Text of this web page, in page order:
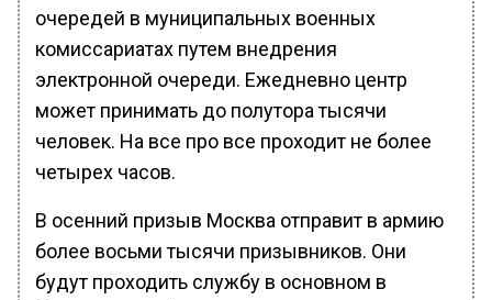
очередей в муниципальных военных
комиссариатах путем внедрения
электронной очереди. Ежедневно центр
может принимать до полутора тысячи
человек. На все про все проходит не более
четырех часов.
В осенний призыв Москва отправит в армию
более восьми тысячи призывников. Они
будут проходить службу в основном в